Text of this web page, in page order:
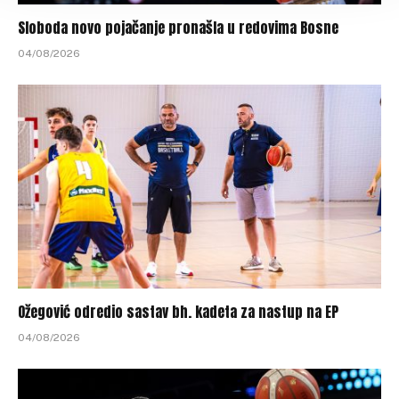
Sloboda novo pojačanje pronašla u redovima Bosne
04/08/2026
Ožegović odredio sastav bh. kadeta za nastup na EP
04/08/2026